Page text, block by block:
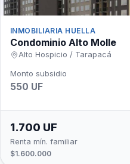
INMOBILIARIA HUELLA
Condominio Alto Molle
Alto Hospicio / Tarapacá
Monto subsidio
550 UF
1.700 UF
Renta mín. familiar
$1.600.000